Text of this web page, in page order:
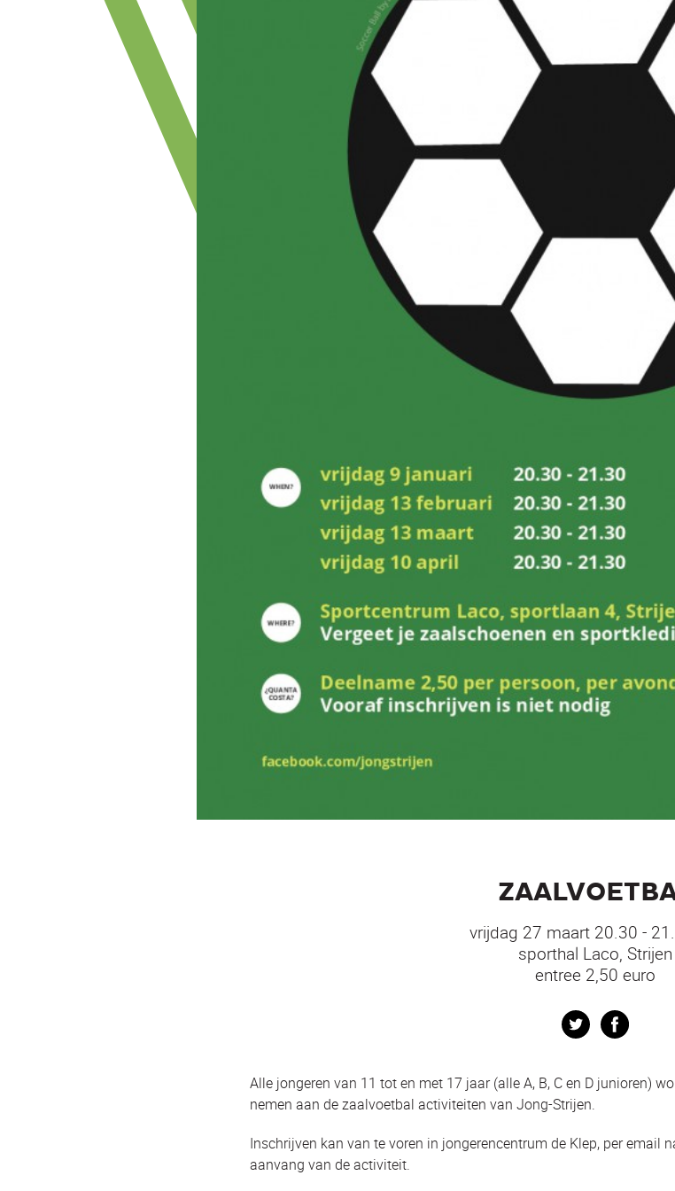
vrijdag 27 maart 20.30 -
sporthal Laco, Strijen
entree 2,50 euro
Twitter
Alle jongeren van 11 tot en met 17 jaar (alle A, B, C en D junioren)
nemen aan de zaalvoetbal activiteiten van Jong-Strijen.
Inschrijven kan van te voren in jongerencentrum de Klep, per email
aanvang van de activiteit.